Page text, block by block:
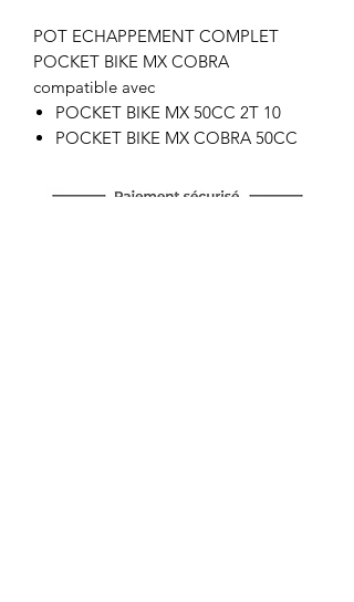
POT ECHAPPEMENT COMPLET
POCKET BIKE MX COBRA
compatible avec
POCKET BIKE MX 50CC 2T 10
POCKET BIKE MX COBRA 50CC